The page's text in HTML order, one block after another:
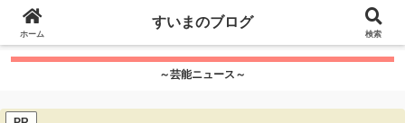
google.com, pub-7115624674097404, DIRECT,
f08c47fec0942fa0
～芸能ニュース～
ホーム
すいまのブログ
検索